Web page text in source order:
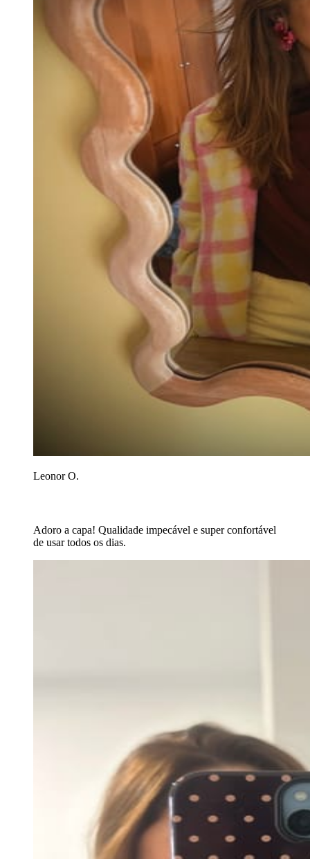
Leonor O.
Adoro a capa! Qualidade impecável e super confortável
de usar todos os dias.